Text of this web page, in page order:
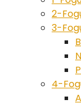
2-
3-
4-